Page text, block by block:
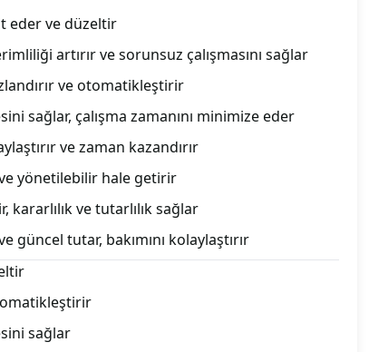
eder ve düzeltir
artırır ve sorunsuz çalışmasını sağlar
ve otomatikleştirir
sağlar, çalışma zamanını minimize eder
ve zaman kazandırır
yönetilebilir hale getirir
ve tutarlılık sağlar
güncel tutar, bakımını kolaylaştırır
sağlar